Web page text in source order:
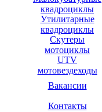
квадроциклы
Утилитарные
квадроциклы
Скутеры
мотоциклы
UTV
мотовездеходы
Вакансии
Контакты